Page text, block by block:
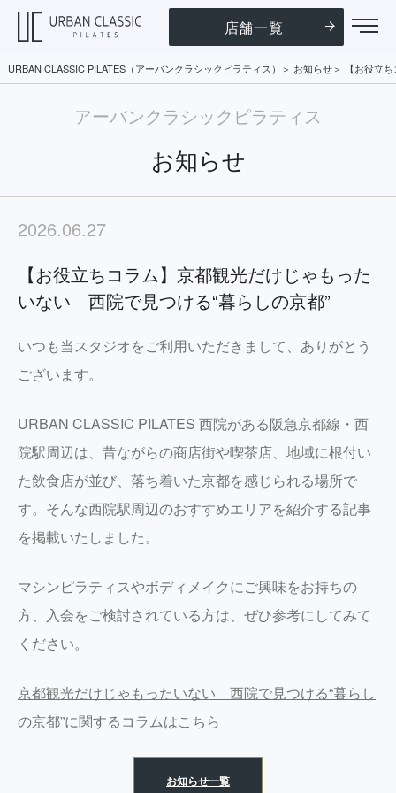
店舗一覧
URBAN CLASSIC PILATES（アーバンクラシックピラティス） お知らせ 【お役立
アーバンクラシックピラティス
お知らせ
2026.06.27
【お役立ちコラム】京都観光だけじゃもった
いない 西院で見つける“暮らしの京都”
いつも当スタジオをご利用いただきまして、ありがとう
ございます。
URBAN CLASSIC PILATES 西院がある阪急京都線・西
院駅周辺は、昔ながらの商店街や喫茶店、地域に根付い
た飲食店が並び、落ち着いた京都を感じられる場所で
す。そんな西院駅周辺のおすすめエリアを紹介する記事
を掲載いたしました。
マシンピラティスやボディメイクにご興味をお持ちの
方、入会をご検討されている方は、ぜひ参考にしてみて
ください。
京都観光だけじゃもったいない 西院で見つける“暮らし
の京都”に関するコラムはこちら
お知らせ一覧